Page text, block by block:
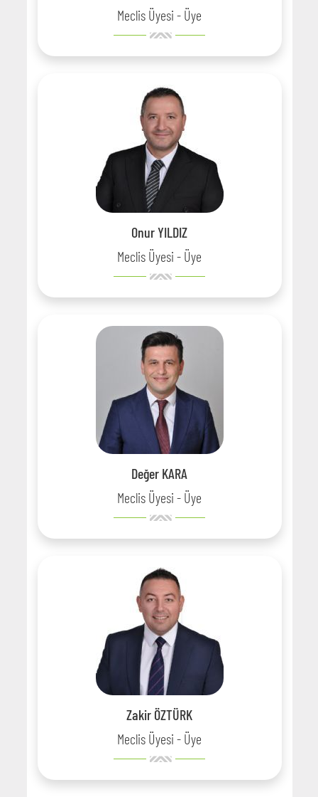
Meclis Üyesi - Üye
Onur YILDIZ
Meclis Üyesi - Üye
Değer KARA
Meclis Üyesi - Üye
Zakir ÖZTÜRK
Meclis Üyesi - Üye